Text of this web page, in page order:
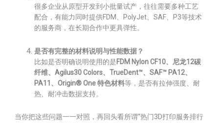
很多企业从原型开发到小批量试产，往往需要多种工艺
配合，有能力同时提供FDM、PolyJet、SAF、P3等技术
的服务商，在长期合作中更具弹性。
是否有完整的材料说明与性能数据？
比如是否明确说明使用的是FDM Nylon CF10、尼龙12碳
纤维、Agilus30 Colors、TrueDent™、SAF™ PA12、
PA11、Origin® One 特色材料等，是否有拉伸强度、耐
热、耐冲击数据支持。
当你把这些问题一一对照，再回头看所谓“热门3D打印服务排行